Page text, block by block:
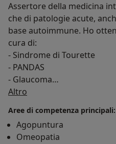
Assertore della medicina
che di patologie acute,
base autoimmune. Ho
cura di:
- Sindrome di Tourette
- PANDAS
- Glaucoma
- Rettocolite Ulcerosa
- Psoriasi
- Sindrome di Sjögren
- Sindrome di Meniere
Altro
Aree di competenza principali:
Agopuntura
Omeopatia